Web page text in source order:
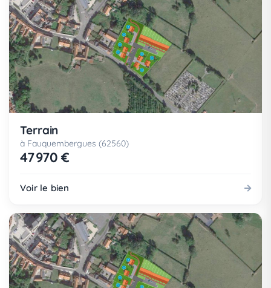
Terrain
à Fauquembergues (62560)
47 970 €
Voir le bien